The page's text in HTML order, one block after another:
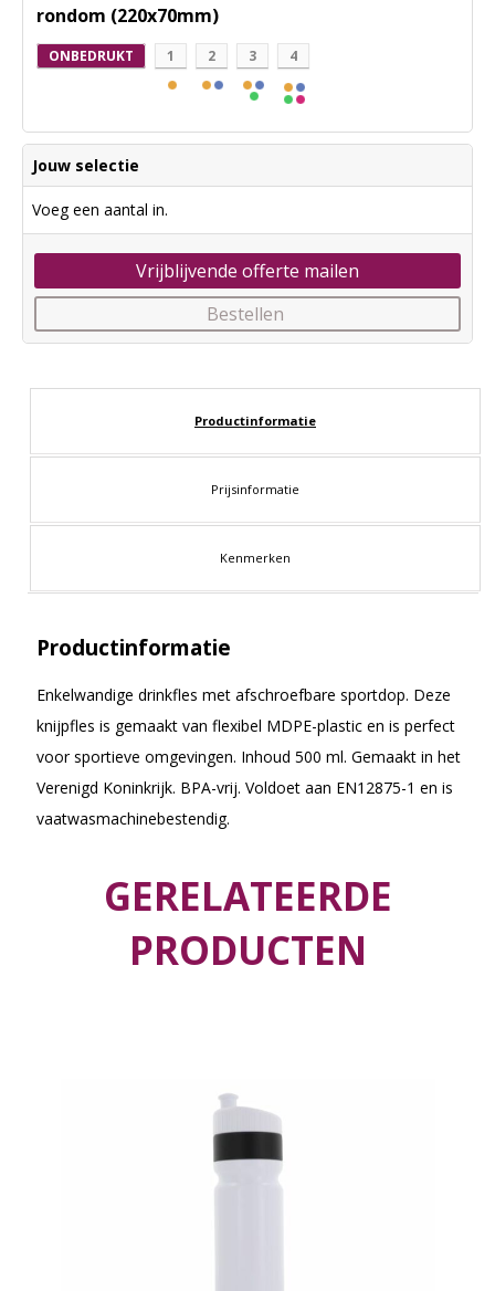
rondom (220x70mm)
ONBEDRUKT 1 2 3 4
Jouw selectie
Voeg een aantal in.
Vrijblijvende offerte mailen
Bestellen
Productinformatie
Prijsinformatie
Kenmerken
Productinformatie
Enkelwandige drinkfles met afschroefbare sportdop. Deze
knijpfles is gemaakt van flexibel MDPE-plastic en is perfect
voor sportieve omgevingen. Inhoud 500 ml. Gemaakt in het
Verenigd Koninkrijk. BPA-vrij. Voldoet aan EN12875-1 en is
vaatwasmachinebestendig.
GERELATEERDE
PRODUCTEN